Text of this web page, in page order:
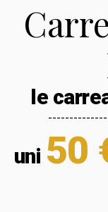
le
uni 50